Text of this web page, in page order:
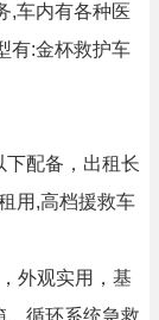
,车内有各种医
有:金杯救护车
下配备，出租长
用,高档援救车
外观实用，基
、循环系统急救